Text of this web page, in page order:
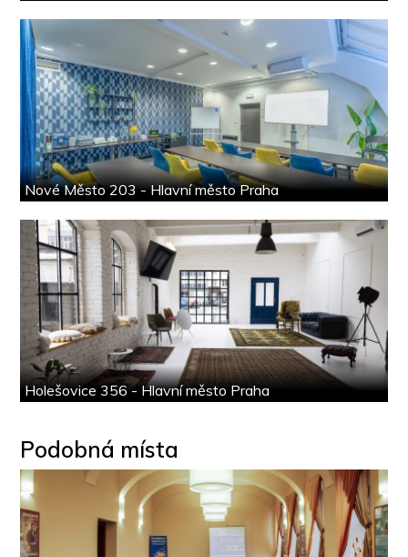
Nové Město 203 - Hlavní město Praha
Holešovice 356 - Hlavní město Praha
Podobná místa